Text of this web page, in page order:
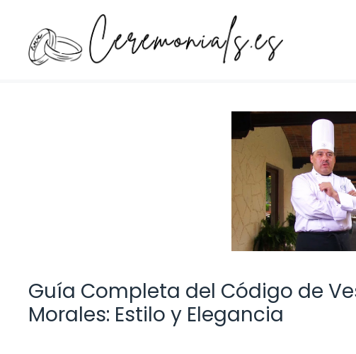
contenido
Guía Completa del Código de
Morales: Estilo y Elegancia